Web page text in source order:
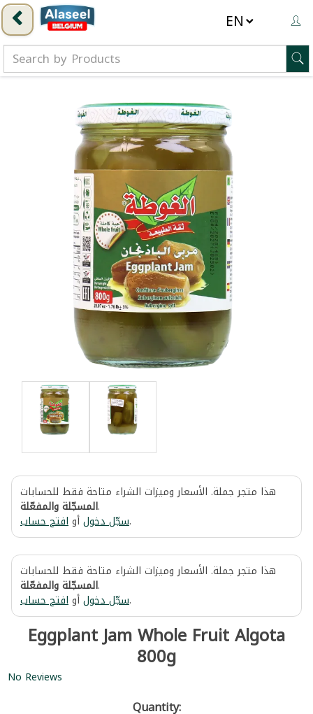
هذا متجر جملة. الأسعار وميزات الشراء متاحة فقط للحسابات
المسجّلة والمفعّلة.
سجّل دخولأوافتح حساب .
هذا متجر جملة. الأسعار وميزات الشراء متاحة فقط للحسابات
المسجّلة والمفعّلة.
سجّل دخولأوافتح حساب .
Eggplant Jam Whole Fruit Algota
800g
No Reviews
Quantity: